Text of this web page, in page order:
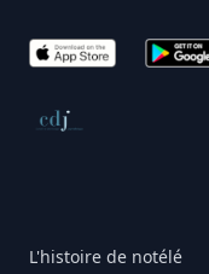
App Store Google
Conseil de
L'histoire de notélé